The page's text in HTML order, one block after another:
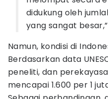
didukung oleh
yang sangat
Namun, kondisi di
Berdasarkan data
peneliti, dan
mencapai 1.600 per 1